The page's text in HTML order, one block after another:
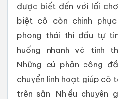
được biết đến với lối
biệt cô còn chinh
phong thái thi đấu tự
huống nhanh và tinh
Những cú phản công
chuyển linh hoạt giúp cô
trên sân. Nhiều chuyên